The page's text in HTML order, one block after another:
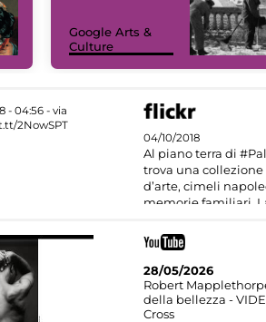
Google Arts &
Culture
04/10/2018
Al piano terra di
trova una collezione
d’arte, cimeli
memorie familiari.
28/05/2026
Robert
della bellezza -
Cross